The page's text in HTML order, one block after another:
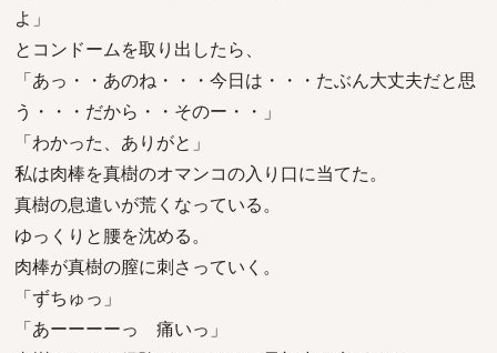
よ」
とコンドームを取り出したら、
「あっ・・あのね・・・今日は・・・たぶん大丈夫だと思
う・・・だから・・そのー・・」
「わかった、ありがと」
私は肉棒を真樹のオマンコの入り口に当てた。
真樹の息遣いが荒くなっている。
ゆっくりと腰を沈める。
肉棒が真樹の膣に刺さっていく。
「ずちゅっ」
「あーーーーっ 痛いっ」